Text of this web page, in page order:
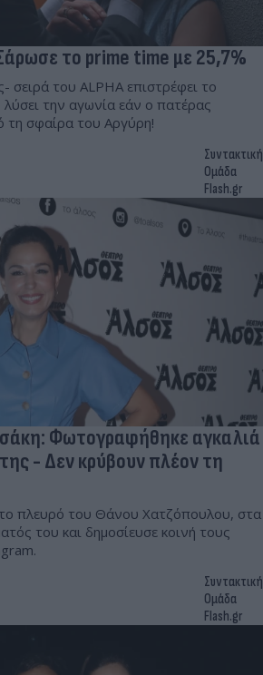
το prime time με 25,7%
σειρά του ALPHA επιστρέφει το
την αγωνία εάν ο πατέρας
τη σφαίρα του Αργύρη!
Συντακτική
Ομάδα
Flash.gr
Φωτογραφήθηκε αγκαλιά
- Δεν κρύβουν πλέον τη
πλευρό του Θάνου Χατζόπουλου, στα
του και δημοσίευσε κοινή τους
Συντακτική
Ομάδα
Flash.gr